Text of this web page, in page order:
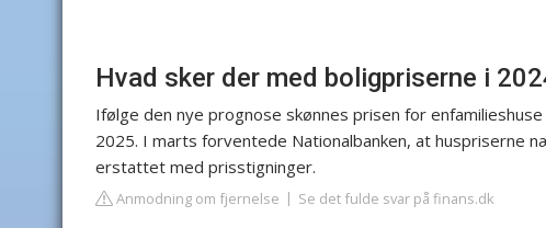
Hvad sker der med boligpriserne i
Ifølge den nye prognose skønnes prisen for
2025. I marts forventede Nationalbanken, at huspriserne
erstattet med prisstigninger.
Anmodning om fjernelse Se det fulde svar på finans.dk